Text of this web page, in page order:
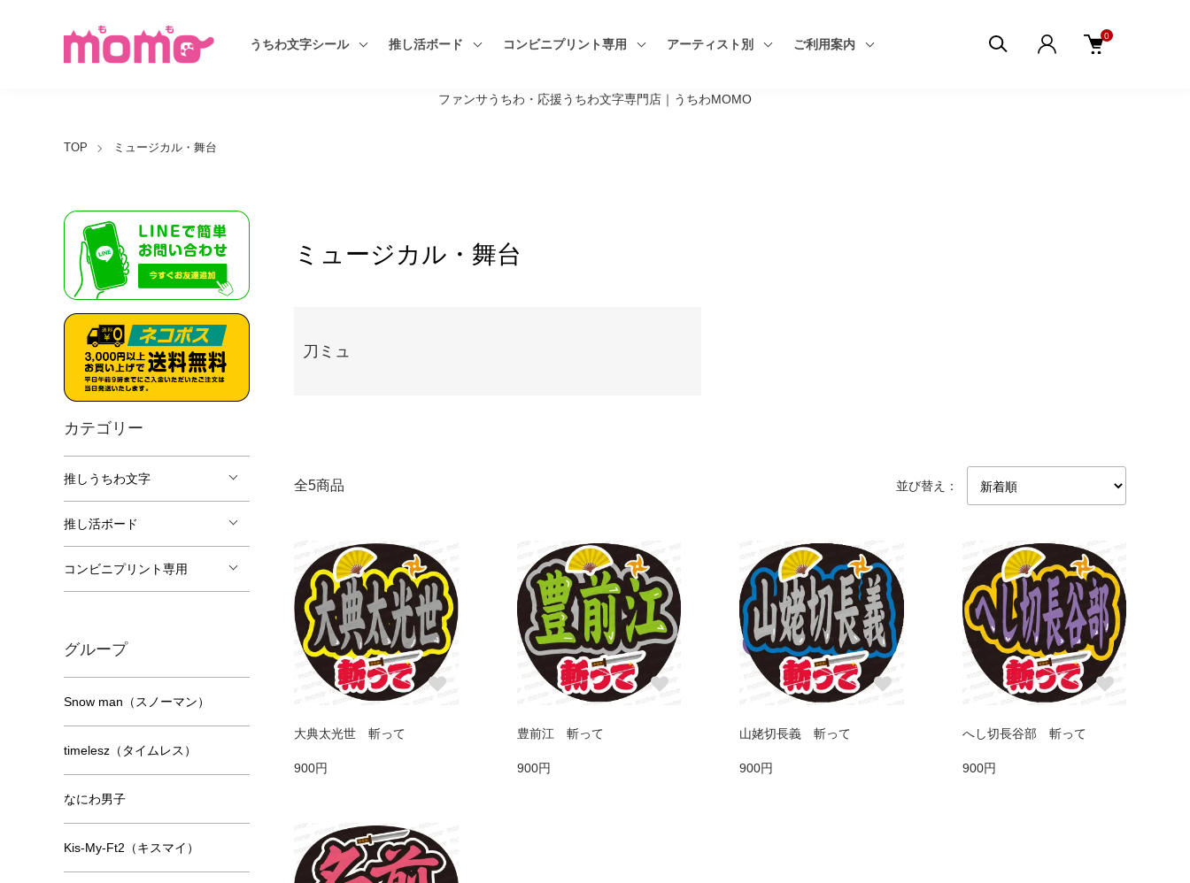
ファンサうちわ・応援うちわ文字専門店｜うちわMOMO
うちわ文字シール 推し活ボード コンビニプリント専用 アーティスト別 ご利用案内
0
TOP ミュージカル・舞台
ミュージカル・舞台
刀ミュ
全5商品 並び替え：
大典太光世 斬って
900円
豊前江 斬って
900円
山姥切長義 斬って
900円
へし切長谷部 斬って
900円
カテゴリー
推しうちわ文字
推し活ボード
コンビニプリント専用
グループ
Snow man（スノーマン）
timelesz（タイムレス）
なにわ男子
Kis-My-Ft2（キスマイ）